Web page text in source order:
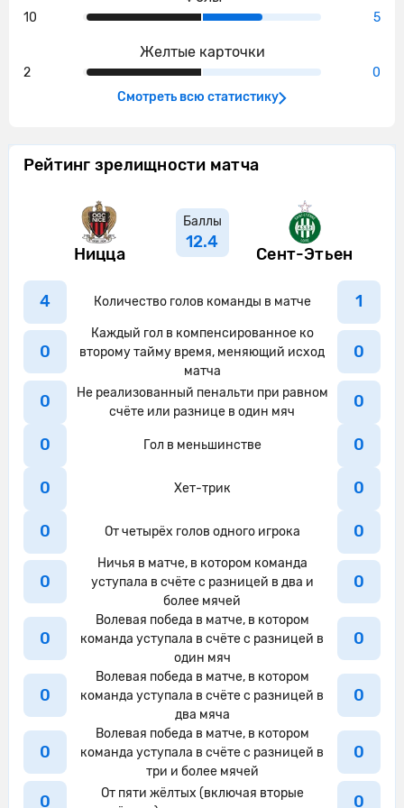
20'
выбив мяч.
Ницца совершает вбрасывание на
половине поля противника
Kevin Pedro из команды Сент-Этьен
в сторону штрафной.
Вахи нанес удар в каркас ворот!
Мохамед-Али Чо нанес удар, но тот
был заблокирован.
21'
Julien Le Cardinal успешно блокирует
Джонатан Клаусс навешивает с
правого углового, но неудачно - мяч
уходит за предел поля.
21'
Готье Ларсоннер из команды Сент-
Этьен перехватывает навес,
направленный в сторону штрафной.
21'
Том Лоше из команды Ницца наносит
площадки, но мяч прошел сильно
мимо ворот.
Удар от ворот произведет Сент-Этьен
Сент-Этьен пытается что-то создать.
21'
Ницца контролирует мяч.
22'
Djibril Coulibaly ослабляет давление,
22'
Ницца пытается что-то создать.
Мохамед-Али Чо из команды Ницца
бьет мимо ворот
10 5
Желтые карточки
2
0
Смотреть всю статистику
Рейтинг зрелищности матча
Ницца
Баллы
12.4
Сент-Этьен
4 Количество голов команды в матче 1
0
Каждый гол в компенсированное ко
второму тайму время, меняющий исход
матча
0
0
Не реализованный пенальти при равном
счёте или разнице в один мяч
0
0 Гол в меньшинстве 0
0 Хет-трик 0
0 От четырёх голов одного игрока 0
0
Ничья в матче, в котором команда
уступала в счёте с разницей в два и
более мячей
0
0
Волевая победа в матче, в котором
команда уступала в счёте с разницей в
один мяч
0
0
Волевая победа в матче, в котором
команда уступала в счёте с разницей в
два мяча
0
0
Волевая победа в матче, в котором
команда уступала в счёте с разницей в
три и более мячей
0
0
От пяти жёлтых (включая вторые
0